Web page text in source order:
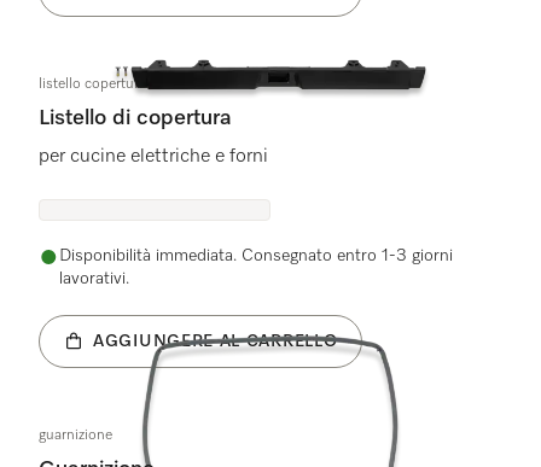
listello copertura PY BK KD
Listello di copertura
per cucine elettriche e forni
Disponibilità immediata. Consegnato entro 1-3 giorni
lavorativi.
AGGIUNGERE AL CARRELLO
guarnizione